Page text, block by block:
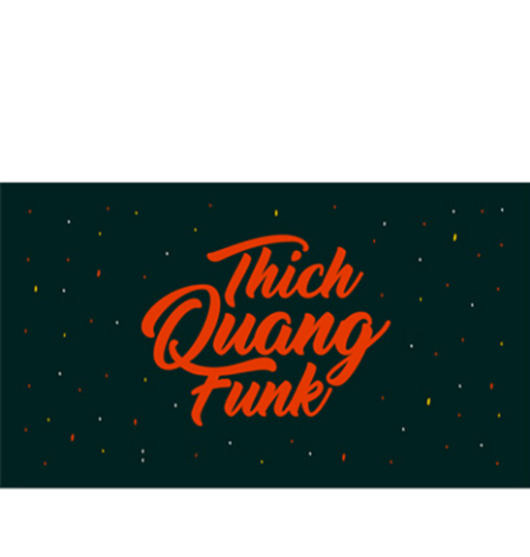
18/11/2016
THICH QUANG FUNK – Universal Funk